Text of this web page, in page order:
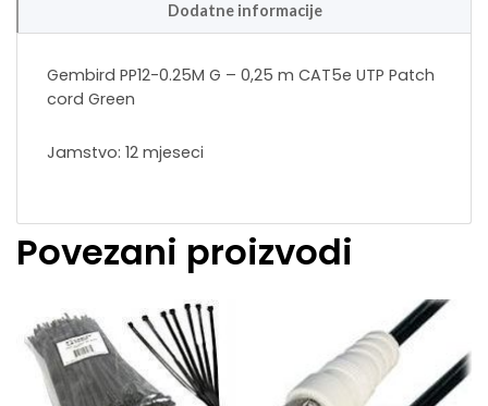
Dodatne informacije
Gembird PP12-0.25M G – 0,25 m CAT5e UTP Patch
cord Green
Jamstvo: 12 mjeseci
Povezani proizvodi